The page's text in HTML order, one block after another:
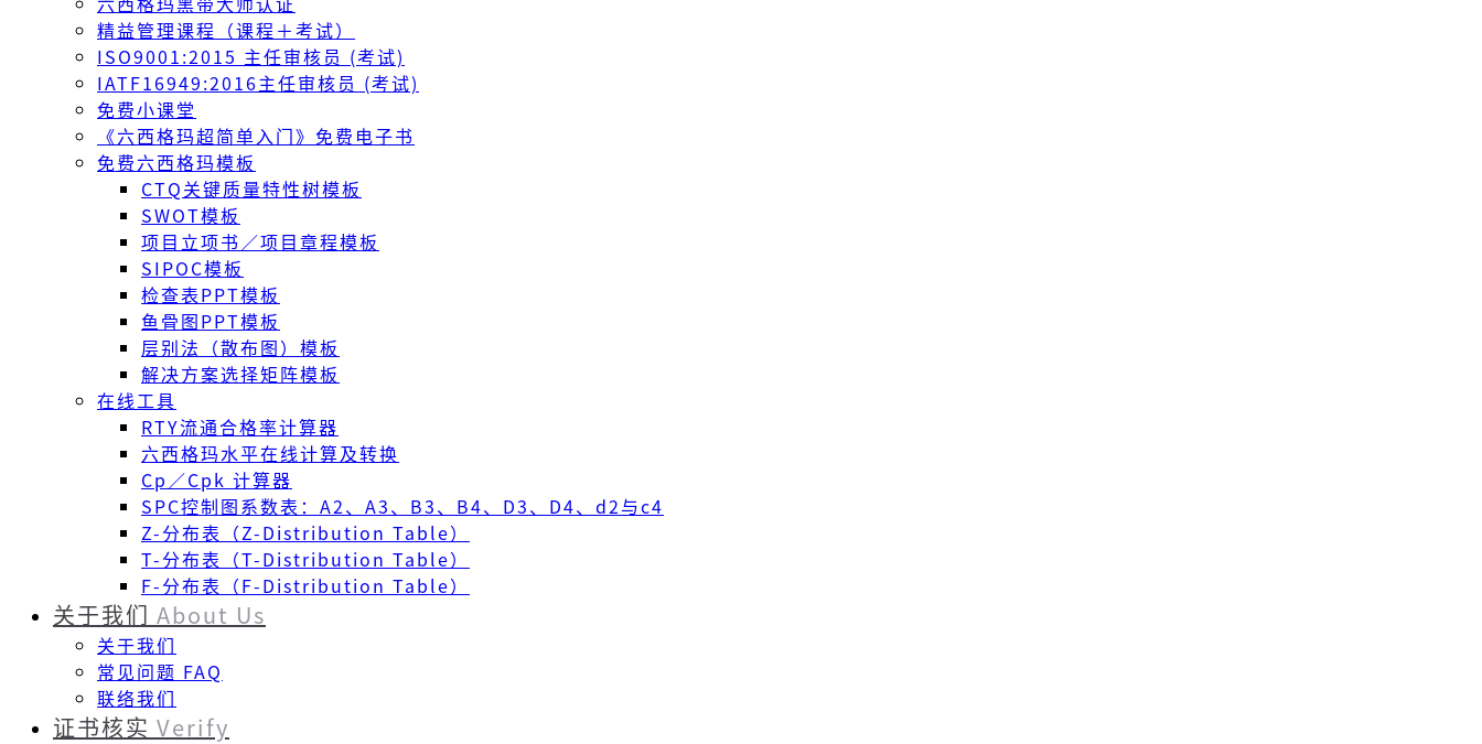
精益管理课程（课程＋考试）
ISO9001:2015 主任审核员 (考试)
IATF16949:2016主任审核员 (考试)
免费小课堂
《六西格玛超简单入门》免费电子书
免费六西格玛模板
CTQ关键质量特性树模板
SWOT模板
项目立项书／项目章程模板
SIPOC模板
检查表PPT模板
鱼骨图PPT模板
层别法（散布图）模板
解决方案选择矩阵模板
在线工具
RTY流通合格率计算器
六西格玛水平在线计算及转换
Cp／Cpk 计算器
SPC控制图系数表：A2、A3、B3、B4、D3、D4、d2与c4
Z-分布表（Z-Distribution Table）
T-分布表（T-Distribution Table）
F-分布表（F-Distribution Table）
关于我们 About Us
关于我们
常见问题 FAQ
联络我们
证书核实 Verify